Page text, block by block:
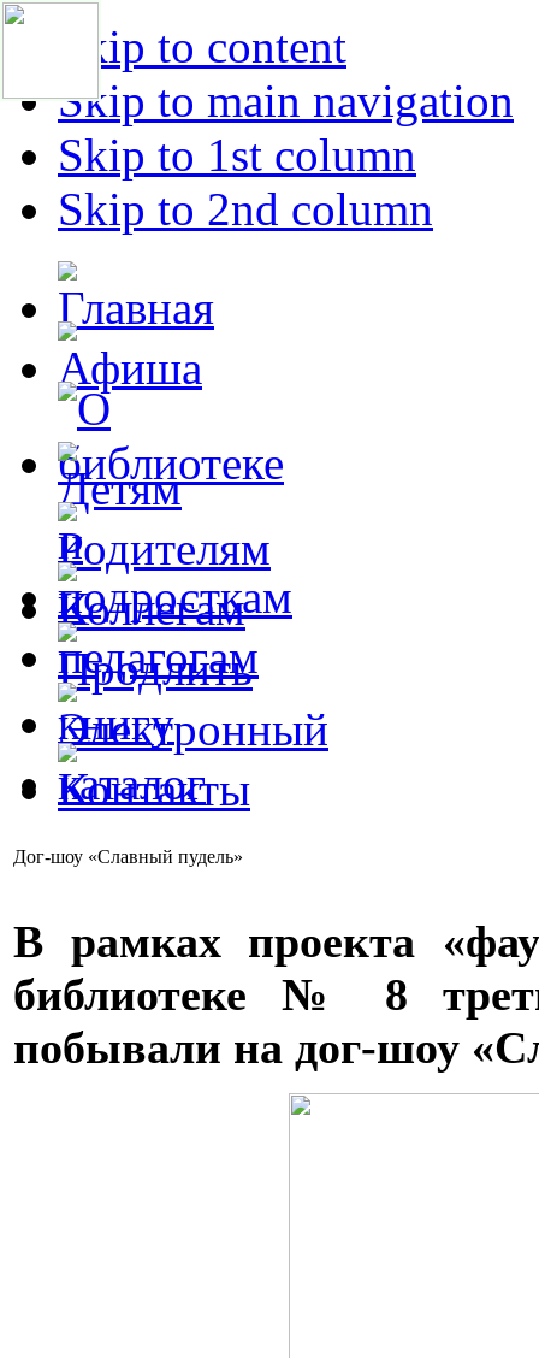
Skip to content
Skip to main navigation
Skip to 1st column
Skip to 2nd column
Дог-шоу «Славный пудель»
В рамках проекта
библиотеке № 8
побывали на дог-шоу